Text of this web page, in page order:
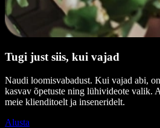
Tugi just siis, kui vajad
Naudi loomisvabadust. Kui vajad abi,
kasvav õpetuste ning lühivideote valik.
meie klienditoelt ja inseneridelt.
Alusta